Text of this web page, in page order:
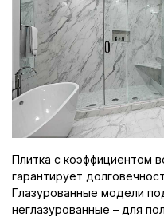
Плитка с коэффициентом
гарантирует
Глазурованные модели
неглазурованные – для